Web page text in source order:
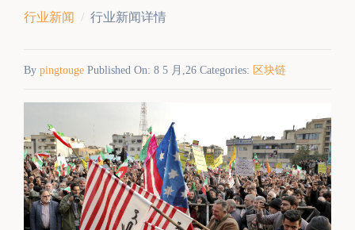
行业新闻 行业新闻详情
By pingtouge Published On: 8 5 月,26 Categories: 区块链